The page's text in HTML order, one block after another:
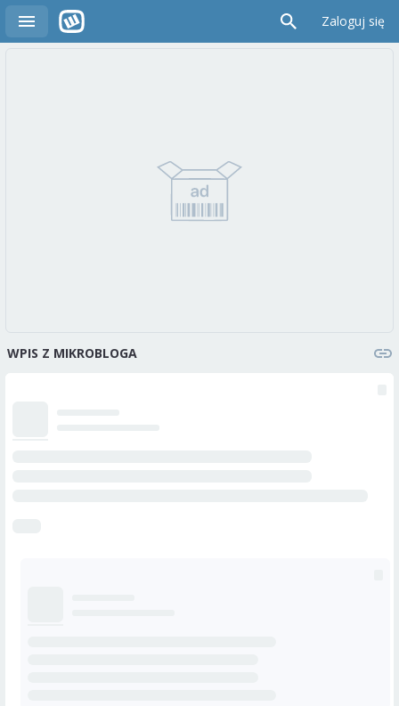
Zaloguj się
WPIS Z MIKROBLOGA